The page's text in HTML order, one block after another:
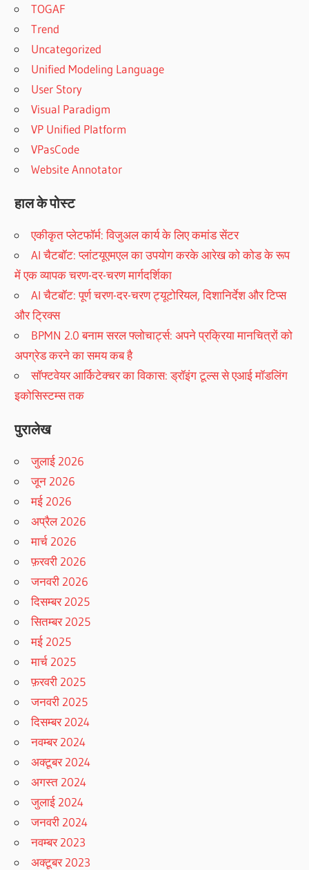
TOGAF
Trend
Uncategorized
Unified Modeling Language
User Story
Visual Paradigm
VP Unified Platform
VPasCode
Website Annotator
हाल के पोस्ट
एकीकृत प्लेटफॉर्म: विजुअल कार्य के लिए कमांड सेंटर
AI चैटबॉट: प्लांटयूएमएल का उपयोग करके आरेख को कोड के रूप
में एक व्यापक चरण-दर-चरण मार्गदर्शिका
AI चैटबॉट: पूर्ण चरण-दर-चरण ट्यूटोरियल, दिशानिर्देश और टिप्स
और ट्रिक्स
BPMN 2.0 बनाम सरल फ्लोचार्ट्स: अपने प्रक्रिया मानचित्रों को
अपग्रेड करने का समय कब है
सॉफ्टवेयर आर्किटेक्चर का विकास: ड्रॉइंग टूल्स से एआई मॉडलिंग
इकोसिस्टम्स तक
पुरालेख
जुलाई 2026
जून 2026
मई 2026
अप्रैल 2026
मार्च 2026
फ़रवरी 2026
जनवरी 2026
दिसम्बर 2025
सितम्बर 2025
मई 2025
मार्च 2025
फ़रवरी 2025
जनवरी 2025
दिसम्बर 2024
नवम्बर 2024
अक्टूबर 2024
अगस्त 2024
जुलाई 2024
जनवरी 2024
नवम्बर 2023
अक्टूबर 2023